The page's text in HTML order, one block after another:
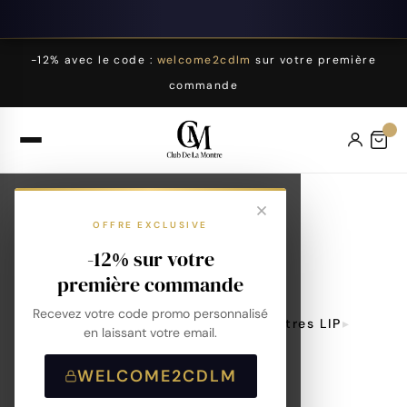
-12% avec le code : welcome2cdlm sur votre première
commande
OFFRE EXCLUSIVE
-12% sur votre
première commande
Recevez votre code promo personnalisé
en laissant votre email.
WELCOME2CDLM
Mythic
Compatibilité Bracelet De Montres LIP
Montres LIP Mythic